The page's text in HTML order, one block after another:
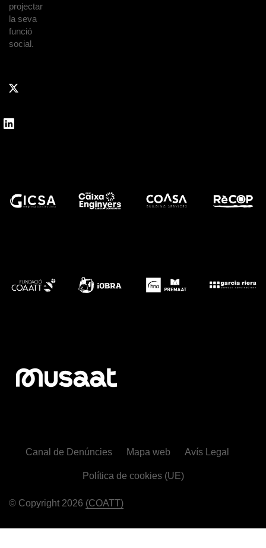
projectar
la seva
funció
social.
© Copyright 2026 (COATT)
Canal de Denúncies Mapa web Avís Legal
Política de cookies (UE)